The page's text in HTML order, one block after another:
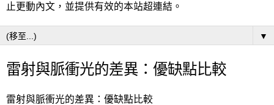
止更動內文，並提供有效的本站超連結。
▼
雷射與脈衝光的差異：優缺點比較
雷射與脈衝光的差異：優缺點比較